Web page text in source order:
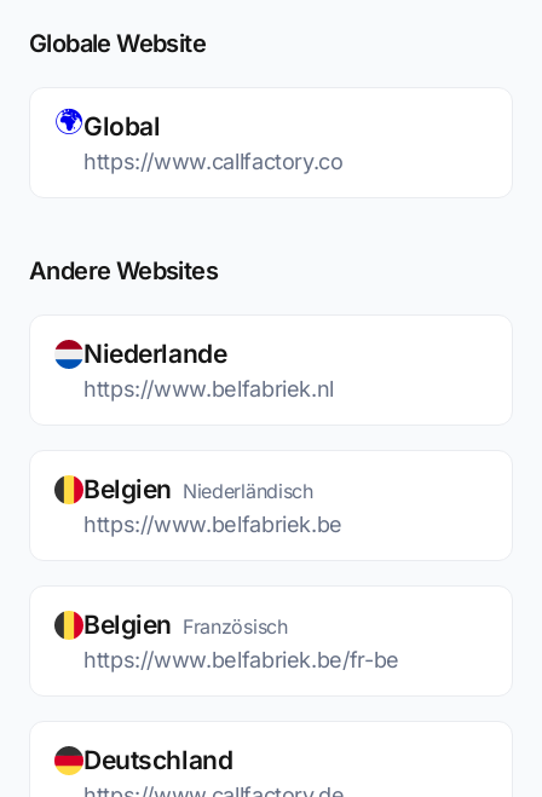
Globale Website
🌍Global
https://www.callfactory.co
Andere Websites
Niederlande
https://www.belfabriek.nl
Belgien Niederländisch
https://www.belfabriek.be
Belgien Französisch
https://www.belfabriek.be/fr-be
Deutschland